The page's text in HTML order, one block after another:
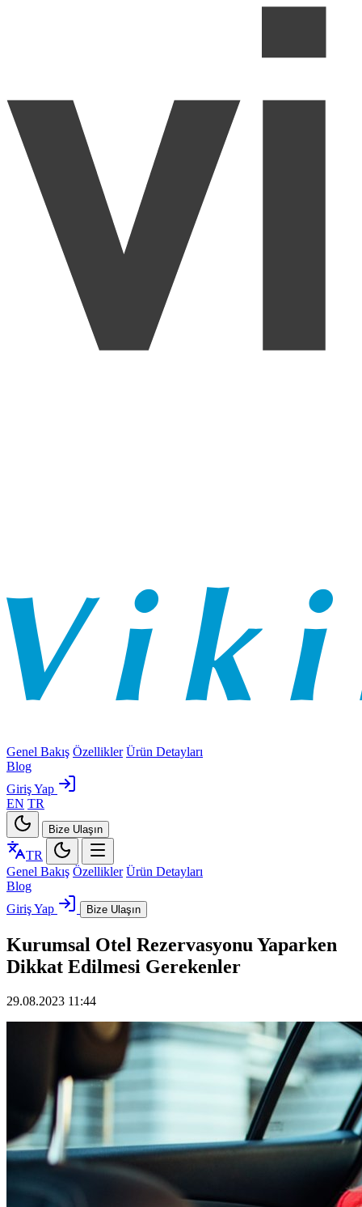
Genel Bakış Özellikler Ürün Detayları
Blog
Giriş Yap
EN TR
Bize Ulaşın
TR
Genel Bakış Özellikler Ürün Detayları
Blog
Giriş Yap
Bize Ulaşın
Kurumsal Otel Rezervasyonu Yaparken
Dikkat Edilmesi Gerekenler
29.08.2023 11:44